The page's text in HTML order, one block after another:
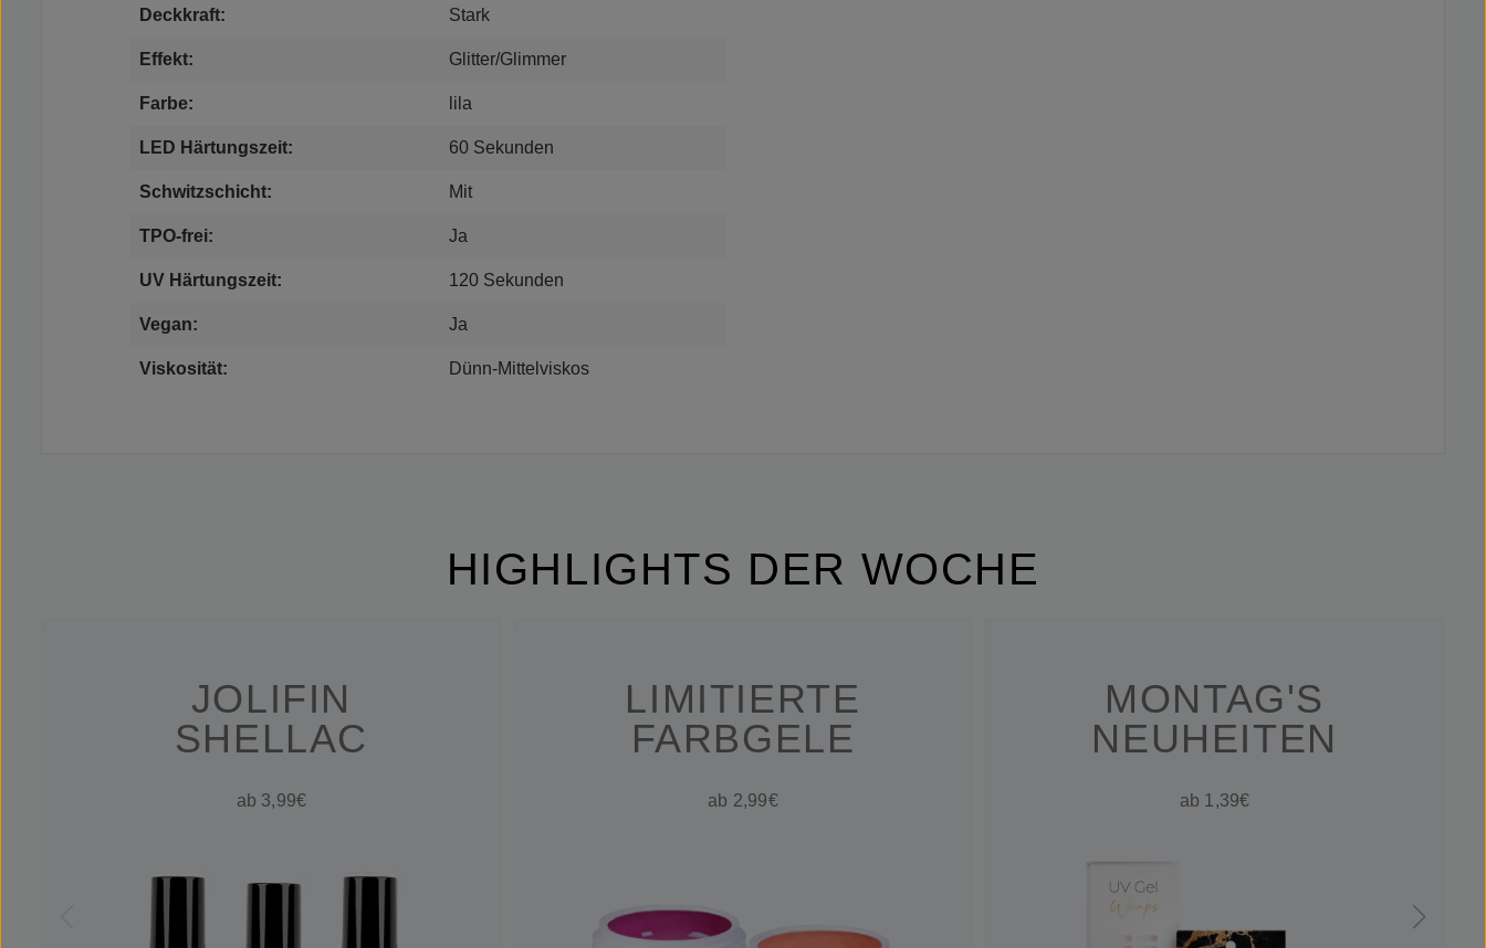
Deckkraft: Stark
Effekt: Glitter/Glimmer
Farbe: lila
LED Härtungszeit: 60 Sekunden
Schwitzschicht: Mit
TPO-frei: Ja
UV Härtungszeit: 120 Sekunden
Vegan: Ja
Viskosität: Dünn-Mittelviskos
HIGHLIGHTS DER WOCHE
JOLIFIN
SHELLAC
ab 3,99€
LIMITIERTE
FARBGELE
ab 2,99€
MONTAG'S
NEUHEITEN
ab 1,39€